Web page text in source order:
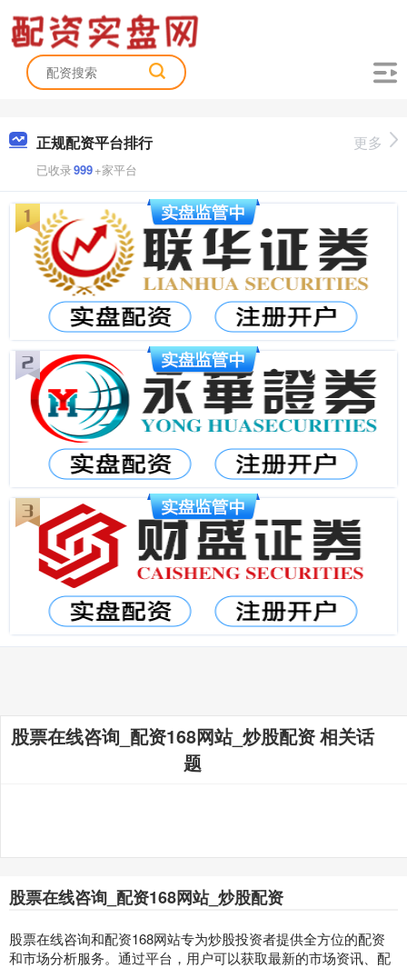
正规配资平台排行
已收录999+家平台
更多
股票在线咨询_配资168网站_炒股配资 相关话
题
股票在线咨询_配资168网站_炒股配资
股票在线咨询和配资168网站专为炒股投资者提供全方位的配资
和市场分析服务。通过平台，用户可以获取最新的市场资讯、配